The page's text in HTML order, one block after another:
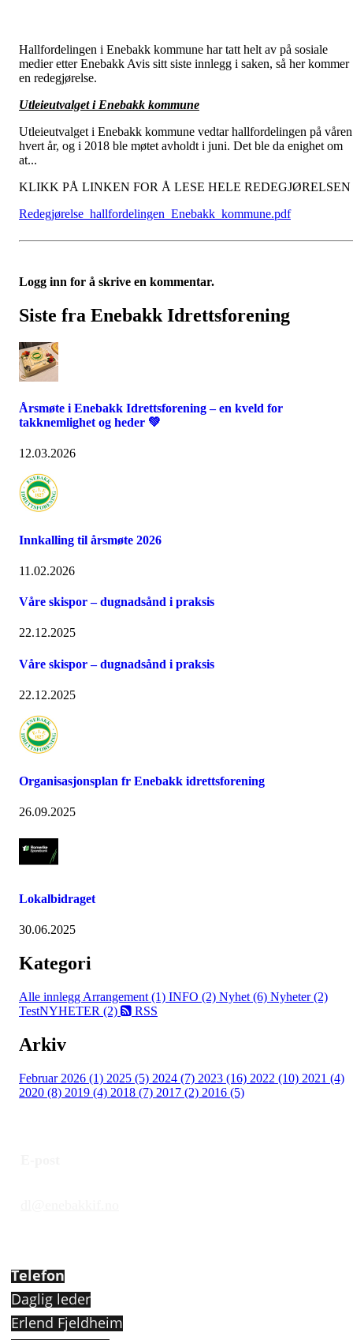
Hallfordelingen i Enebakk kommune har tatt helt av på sosiale
medier etter Enebakk Avis sitt siste innlegg i saken, så her kommer
en redegjørelse.
Utleieutvalget i Enebakk kommune
Utleieutvalget i Enebakk kommune vedtar hallfordelingen på våren
hvert år, og i 2018 ble møtet avholdt i juni. Det ble da enighet om
at...
KLIKK PÅ LINKEN FOR Å LESE HELE REDEGJØRELSEN
Redegjørelse_hallfordelingen_Enebakk_kommune.pdf
Logg inn for å skrive en kommentar.
Siste fra Enebakk Idrettsforening
Årsmøte i Enebakk Idrettsforening – en kveld for
takknemlighet og heder 💚
12.03.2026
Innkalling til årsmøte 2026
11.02.2026
Våre skispor – dugnadsånd i praksis
22.12.2025
Våre skispor – dugnadsånd i praksis
22.12.2025
Organisasjonsplan fr Enebakk idrettsforening
26.09.2025
Lokalbidraget
30.06.2025
Kategori
Alle innlegg Arrangement (1) INFO (2) Nyhet (6) Nyheter (2)
TestNYHETER (2)
RSS
Arkiv
Februar 2026 (1) 2025 (5) 2024 (7) 2023 (16) 2022 (10) 2021 (4)
2020 (8) 2019 (4) 2018 (7) 2017 (2) 2016 (5)
Telefon
Daglig leder
Erlend Fjeldheim